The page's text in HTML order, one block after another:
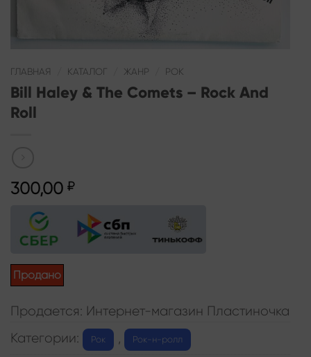
ГЛАВНАЯ КАТАЛОГ ЖАНР РОК
Bill Haley & The Comets – Rock And
Roll
300,00 ₽
Продано
Продается: Интернет-магазин Пластиночка
Категории:
Рок , Рок-н-ролл